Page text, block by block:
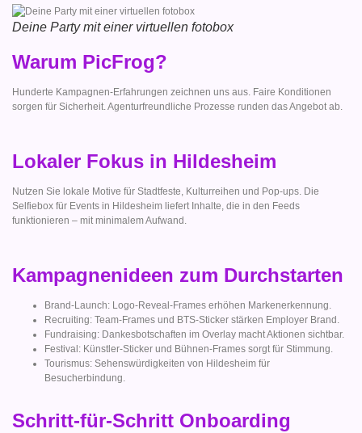
Deine Party mit einer virtuellen fotobox
Warum PicFrog?
Hunderte Kampagnen-Erfahrungen zeichnen uns aus. Faire Konditionen
sorgen für Sicherheit. Agenturfreundliche Prozesse runden das Angebot ab.
Lokaler Fokus in Hildesheim
Nutzen Sie lokale Motive für Stadtfeste, Kulturreihen und Pop-ups. Die
Selfiebox für Events in Hildesheim liefert Inhalte, die in den Feeds
funktionieren – mit minimalem Aufwand.
Kampagnenideen zum Durchstarten
Brand-Launch: Logo-Reveal-Frames erhöhen Markenerkennung.
Recruiting: Team-Frames und BTS-Sticker stärken Employer Brand.
Fundraising: Dankesbotschaften im Overlay macht Aktionen sichtbar.
Festival: Künstler-Sticker und Bühnen-Frames sorgt für Stimmung.
Tourismus: Sehenswürdigkeiten von Hildesheim für
Besucherbindung.
Schritt-für-Schritt Onboarding